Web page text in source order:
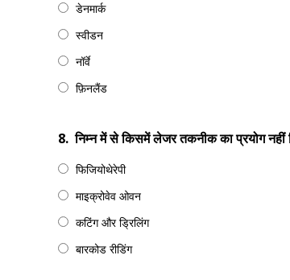
डेनमार्क
स्वीडन
नॉर्वे
फ़िनलैंड
8. निम्न में से किसमें लेजर तकनीक का प्रयोग नहीं
फिजियोथेरेपी
माइक्रोवेव ओवन
कटिंग और ड्रिलिंग
बारकोड रीडिंग